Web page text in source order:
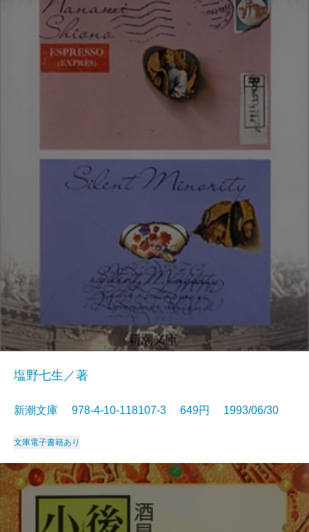
塩野七生／著
新潮文庫 978-4-10-118107-3 649円 1993/06/30
文庫電子書籍あり